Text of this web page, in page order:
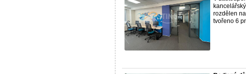
rozdělen
tvořeno 6